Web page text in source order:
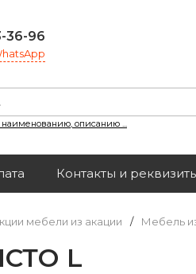
36-96
наименованию, описанию ...
Контакты и
мебели из акации / Мебель
L